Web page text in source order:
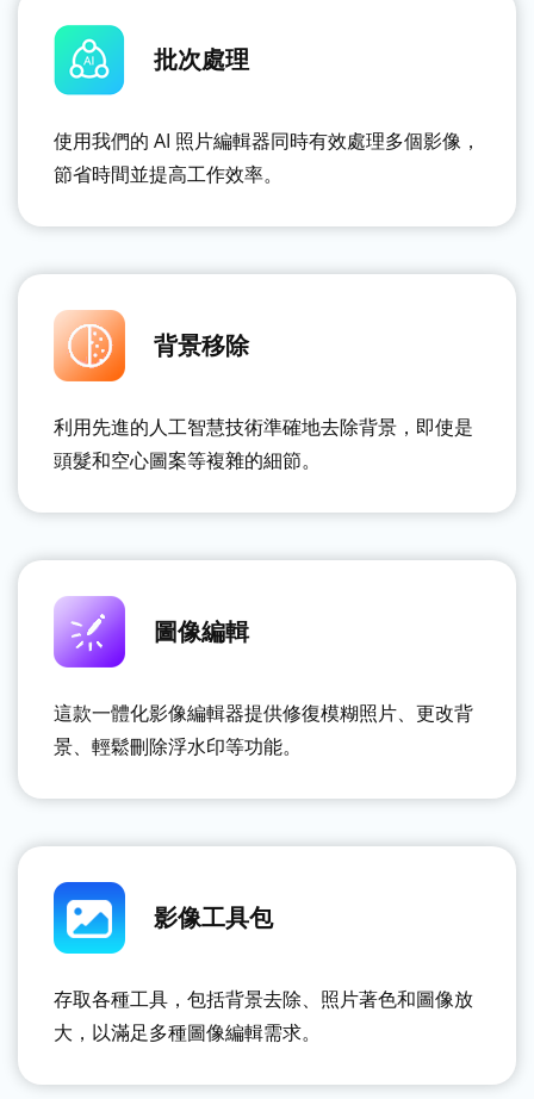
批次處理
使用我們的 AI 照片編輯器同時有效處理多個影像，
節省時間並提高工作效率。
背景移除
利用先進的人工智慧技術準確地去除背景，即使是
頭髮和空心圖案等複雜的細節。
圖像編輯
這款一體化影像編輯器提供修復模糊照片、更改背
景、輕鬆刪除浮水印等功能。
影像工具包
存取各種工具，包括背景去除、照片著色和圖像放
大，以滿足多種圖像編輯需求。